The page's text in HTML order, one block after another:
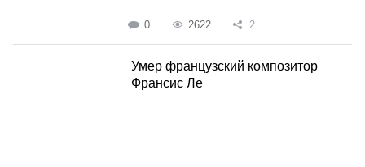
0 2622 2
Умер французский композитор
Франсис Ле